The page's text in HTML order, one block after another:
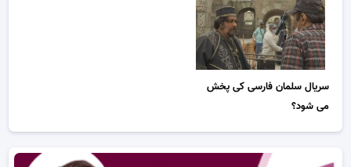
سریال سلمان فارسی کی پخش
می شود؟